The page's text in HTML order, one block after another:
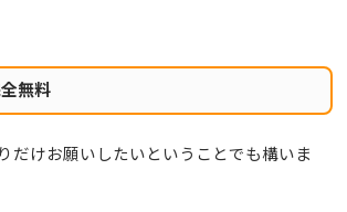
無料
だけお願いしたいということでも構いま